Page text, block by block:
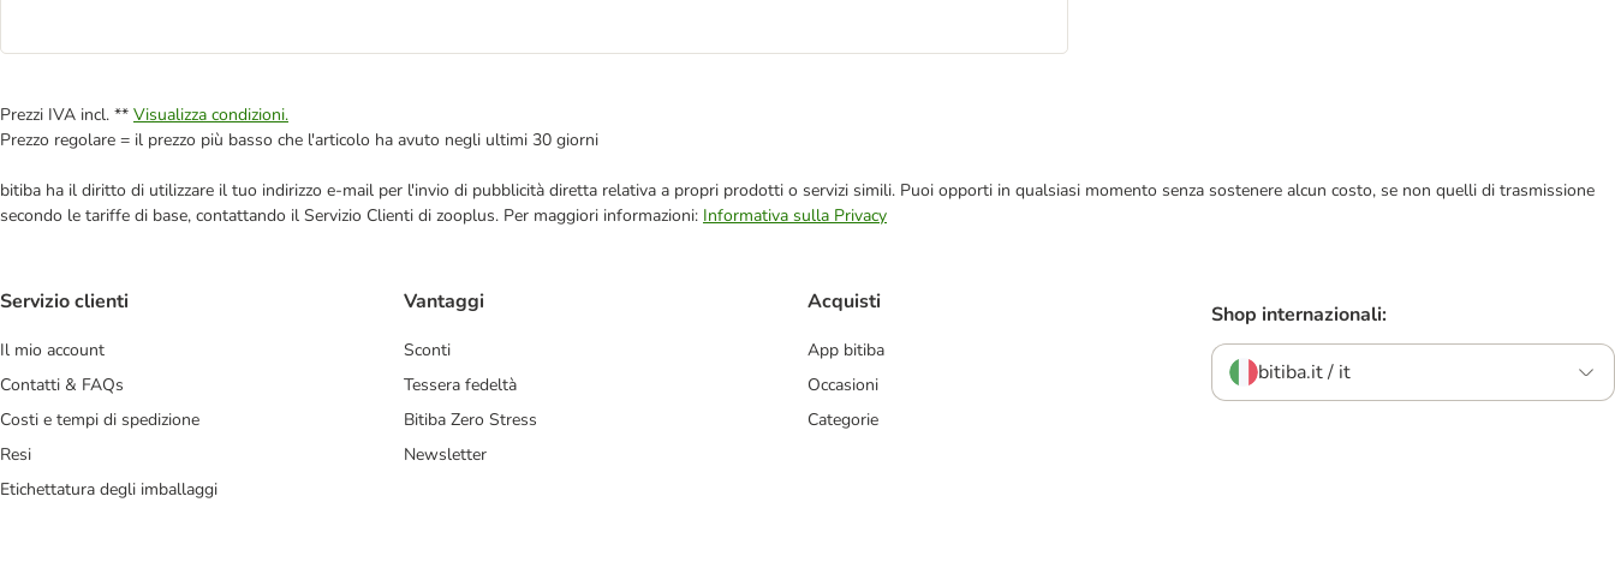
Prezzi IVA incl. ** Visualizza condizioni.
Prezzo regolare = il prezzo più basso che l'articolo ha avuto negli ultimi 30 giorni
bitiba ha il diritto di utilizzare il tuo indirizzo e-mail per l'invio di pubblicità diretta relativa a propri prodotti o servizi simili. Puoi opporti in qualsiasi momento senza sostenere alcun costo, se non quelli di trasmissione
secondo le tariffe di base, contattando il Servizio Clienti di zooplus. Per maggiori informazioni: Informativa sulla Privacy
Servizio clienti
Il mio account
Contatti & FAQs
Costi e tempi di spedizione
Resi
Etichettatura degli imballaggi
Vantaggi
Sconti
Tessera fedeltà
Bitiba Zero Stress
Newsletter
Acquisti
App bitiba
Occasioni
Categorie
Shop internazionali:
bitiba.it / it